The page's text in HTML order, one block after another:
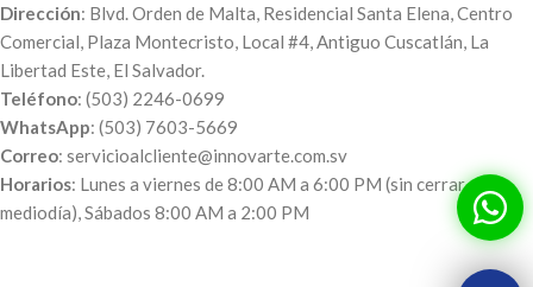
Dirección: Blvd. Orden de Malta, Residencial Santa Elena, Centro
Comercial, Plaza Montecristo, Local #4, Antiguo Cuscatlán, La
Libertad Este, El Salvador.
Teléfono: (503) 2246-0699
WhatsApp: (503) 7603-5669
Correo: servicioalcliente@innovarte.com.sv
Horarios: Lunes a viernes de 8:00 AM a 6:00 PM (sin cerrar al
mediodía), Sábados 8:00 AM a 2:00 PM